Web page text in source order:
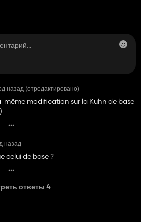
назад (отредактировано)
même modification sur la Kuhn de base
назад
celui de base ?
ответы 4